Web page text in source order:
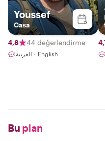
Youssef
Casa
4,8 44 değerlendirme
العربية・English
Bu plan